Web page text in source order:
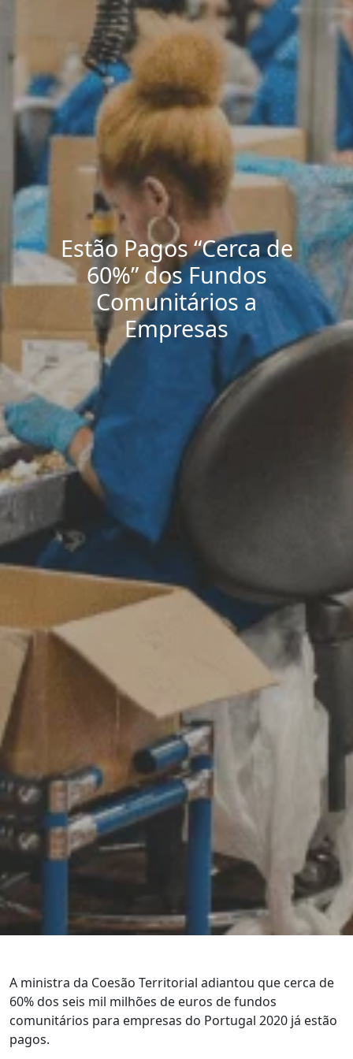
Estão Pagos “Cerca de
60%” dos Fundos
Comunitários a
Empresas
A ministra da Coesão Territorial adiantou que cerca de
60% dos seis mil milhões de euros de fundos
comunitários para empresas do Portugal 2020 já estão
pagos.